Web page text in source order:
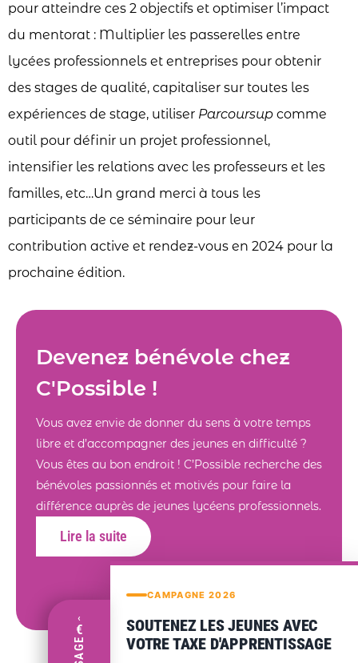
pour atteindre ces 2 objectifs et optimiser l’impact
du mentorat : Multiplier les passerelles entre
lycées professionnels et entreprises pour obtenir
des stages de qualité, capitaliser sur toutes les
expériences de stage, utiliser Parcoursup comme
outil pour définir un projet professionnel,
intensifier les relations avec les professeurs et les
familles, etc…Un grand merci à tous les
participants de ce séminaire pour leur
contribution active et rendez-vous en 2024 pour la
prochaine édition.
Devenez bénévole chez
C'Possible !
Vous avez envie de donner du sens à votre temps
libre et d’accompagner des jeunes en difficulté ?
Vous êtes au bon endroit ! C’Possible recherche des
bénévoles passionnés et motivés pour faire la
différence auprès de jeunes lycéens professionnels.
Lire la suite
‹
€
CAMPAGNE 2026
SOUTENEZ LES JEUNES AVEC
VOTRE TAXE D'APPRENTISSAGE